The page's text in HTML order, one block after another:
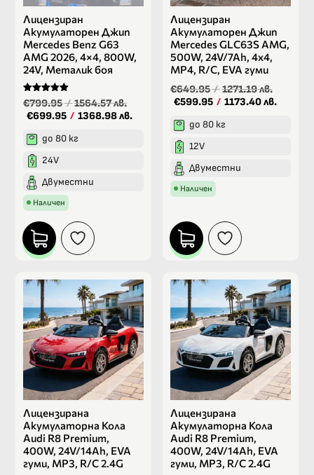
Лицензиран
Акумулаторен Джип
Mercedes Benz G63
AMG 2026, 4×4, 800W,
24V, Металик боя
Оценено на
5.00
от 5
€799.95/1564.57 лв.
€699.95 / 1368.98 лв.
до 80 кг
24V
Двуместни
Наличен
Лицензиран
Акумулаторен Джип
Mercedes GLC63S AMG,
500W, 24V/7Ah, 4х4,
MP4, R/C, EVA гуми
€649.95/1271.19 лв.
€599.95 / 1173.40 лв.
до 80 кг
12V
Двуместни
Наличен
Лицензирана
Акумулаторна Кола
Audi R8 Premium,
400W, 24V/14Ah, EVA
гуми, MP3, R/C 2.4G
Лицензирана
Акумулаторна Кола
Audi R8 Premium,
400W, 24V/14Ah, EVA
гуми, MP3, R/C 2.4G